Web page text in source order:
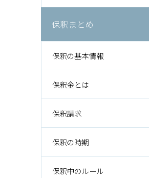
保釈まとめ
保釈の基本情報
保釈金とは
保釈請求
保釈の時期
保釈中のルール